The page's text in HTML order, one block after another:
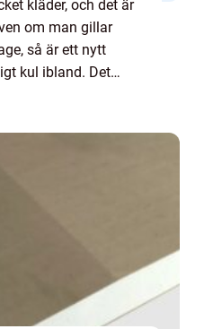
kläder, och det är
om man gillar
så är ett nytt
kul ibland. Det